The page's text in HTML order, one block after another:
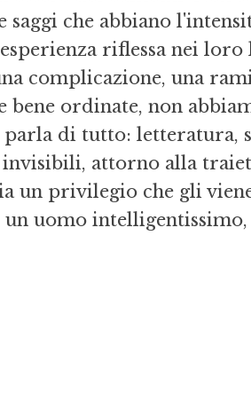
saggi che abbiano
riflessa nei
complicazione, una
bene ordinate, non
di tutto: letteratura,
invisibili, attorno alla
un privilegio che gli
un uomo intelligentissimo,